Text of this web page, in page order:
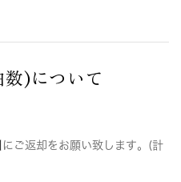
)について
にご返却をお願い致します。(計